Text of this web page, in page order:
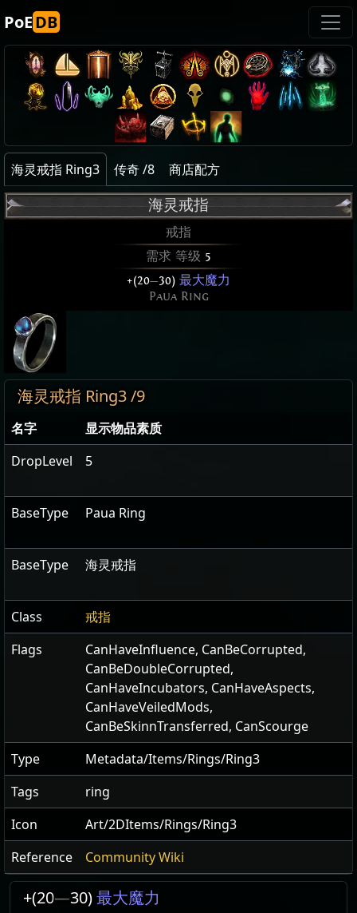
PoEDB
海灵戒指 Ring3 传奇 /8 商店配方
海灵戒指
戒指
需求 等级 5
+(20—30) 最大魔力
Paua Ring
海灵戒指 Ring3 /9
名字
显示物品素质
DropLevel
5
BaseType Paua Ring
BaseType 海灵戒指
Class
戒指
Flags
CanHaveInfluence, CanBeCorrupted,
CanBeDoubleCorrupted,
CanHaveIncubators, CanHaveAspects,
CanHaveVeiledMods,
CanBeSkinnTransferred, CanScourge
Type
Metadata/Items/Rings/Ring3
Tags
ring
Icon
Art/2DItems/Rings/Ring3
Reference
Community Wiki
+(20—30)最大魔力